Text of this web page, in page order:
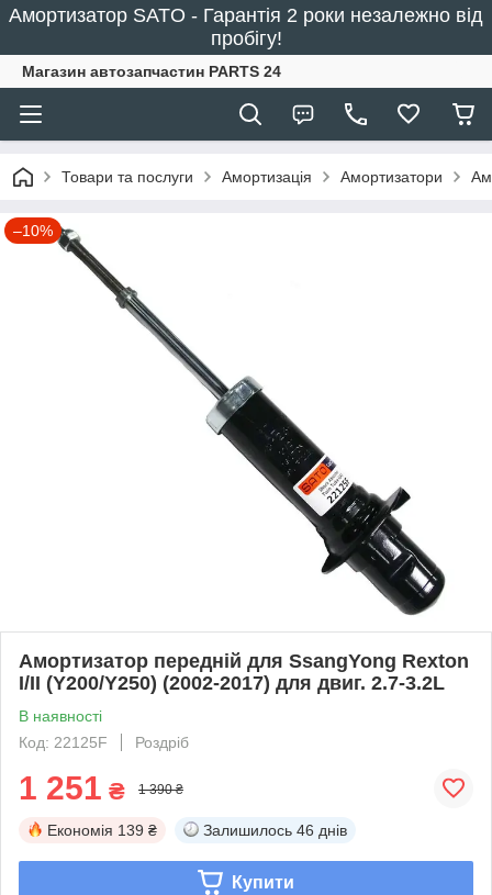
Амортизатор SATO - Гарантія 2 роки незалежно від
пробігу!
Магазин автозапчастин PARTS 24
Товари та послуги Амортизація Амортизатори
–10%
Амортизатор передній для SsangYong Rexton
I/II (Y200/Y250) (2002-2017) для двиг. 2.7-3.2L
В наявності
Код: 22125F
Роздріб
1 251 ₴ 1 390 ₴
Економія 139 ₴ Залишилось 46 днів
Купити